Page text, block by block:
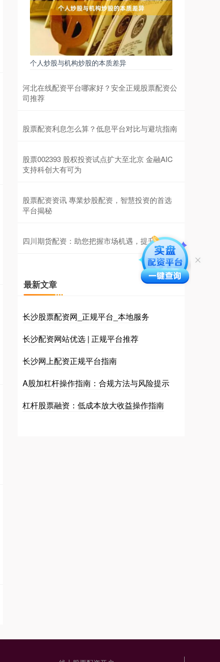
个人炒股与机构炒股的本质差异
河北在线配资平台哪家好？安全正规股票配资公
司推荐
股票配资利息怎么算？低息平台对比与避坑指南
股票002393 股权投资试点扩大至北京 金融AIC
支持科创大有可为
股票配资资讯 專業炒股配资，智慧投资的首选
平台揭秘
四川期货配资：助您把握市场机遇，提升收益
最新文章
长沙股票配资网_正规平台_本地服务
长沙配资网站优选 | 正规平台推荐
长沙网上配资正规平台指南
A股加杠杆操作指南：合规方法与风险提示
杠杆股票融资：低成本放大收益操作指南